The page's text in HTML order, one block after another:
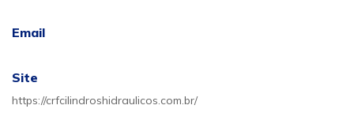
Email
Site
https://crfcilindroshidraulicos.com.br/